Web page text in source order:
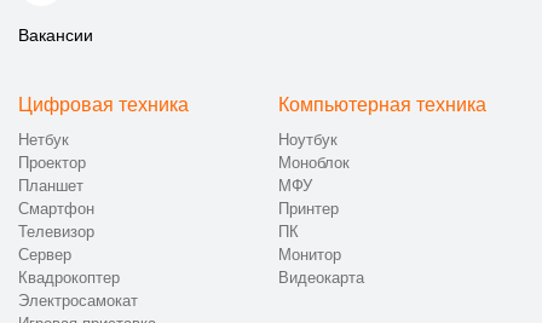
Вакансии
Цифровая техника
Нетбук
Проектор
Планшет
Смартфон
Телевизор
Сервер
Квадрокоптер
Электросамокат
Компьютерная техника
Ноутбук
Моноблок
МФУ
Принтер
ПК
Монитор
Видеокарта